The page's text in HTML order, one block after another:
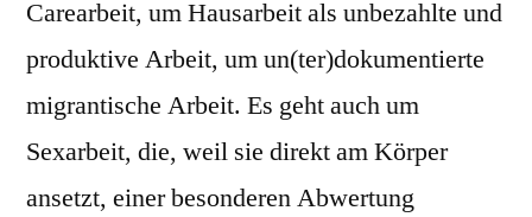
Carearbeit, um Hausarbeit als unbezahlte und
produktive Arbeit, um un(ter)dokumentierte
migrantische Arbeit. Es geht auch um
Sexarbeit, die, weil sie direkt am Körper
ansetzt, einer besonderen Abwertung